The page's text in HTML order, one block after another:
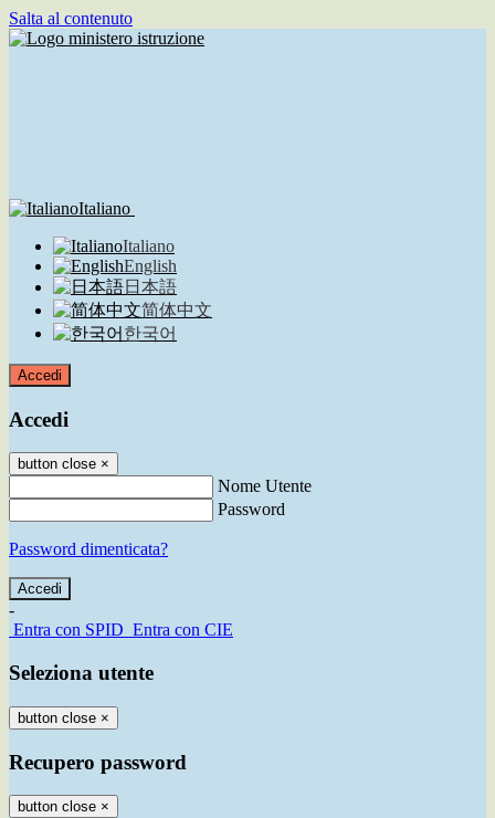
Salta al contenuto
Italiano
Italiano
English
日本語
简体中文
한국어
Accedi
Accedi
button close ×
Nome Utente
Password
Password dimenticata?
-
Entra con SPID Entra con CIE
Seleziona utente
button close ×
Recupero password
button close ×